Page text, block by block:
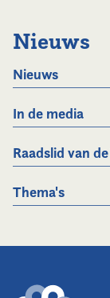
Nieuws
Nieuws
In de media
Raadslid van
Thema's